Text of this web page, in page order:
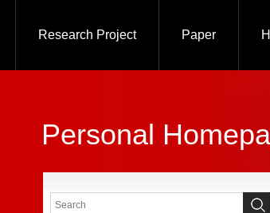
Research Project Paper
Personal